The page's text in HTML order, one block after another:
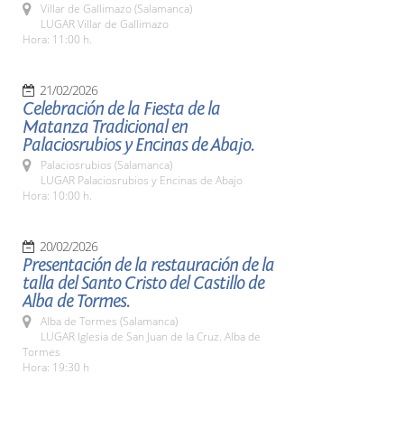
Villar de Gallimazo (Salamanca)
LUGAR Villar de Gallimazo
Hora: 11:00 h.
21/02/2026
Celebración de la Fiesta de la
Matanza Tradicional en
Palaciosrubios y Encinas de Abajo.
Palaciosrubios (Salamanca)
LUGAR Palaciosrubios y Encinas de Abajo
Hora: 10:00 h.
20/02/2026
Presentación de la restauración de la
talla del Santo Cristo del Castillo de
Alba de Tormes.
Alba de Tormes (Salamanca)
LUGAR Iglesia de San Juan de la Cruz. Alba de
Tormes
Hora: 19:30 h